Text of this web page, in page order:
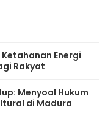
Energi
Rakyat
Menyoal Hukum
di Madura